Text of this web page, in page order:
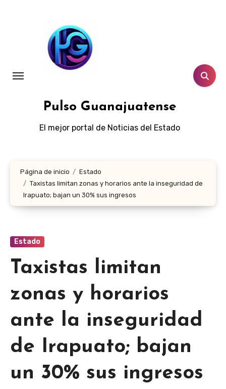
Pulso Guanajuatense
El mejor portal de Noticias del Estado
Página de inicio
Estado
Taxistas limitan zonas y horarios ante la inseguridad de
Irapuato; bajan un 30% sus ingresos
Estado
Taxistas limitan
zonas y horarios
ante la inseguridad
de Irapuato; bajan
un 30% sus ingresos